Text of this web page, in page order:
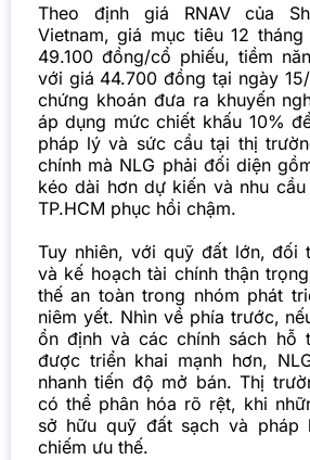
Theo định giá RNAV của
Vietnam, giá mục tiêu 12
49.100 đồng/cổ phiếu, tiềm
với giá 44.700 đồng tại ngày
chứng khoán đưa ra khuyến
áp dụng mức chiết khấu 10%
pháp lý và sức cầu tại thị
chính mà NLG phải đối diện
kéo dài hơn dự kiến và nhu
TP.HCM phục hồi chậm.
Tuy nhiên, với quỹ đất lớn, đối
và kế hoạch tài chính thận
thế an toàn trong nhóm phát
niêm yết. Nhìn về phía trước,
ổn định và các chính sách hỗ
được triển khai mạnh hơn,
nhanh tiến độ mở bán. Thị
có thể phân hóa rõ rệt, khi
sở hữu quỹ đất sạch và pháp
chiếm ưu thế.